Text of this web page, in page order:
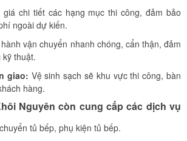
giá chi tiết các hạng mục thi công, đảm bảo
ngoài dự kiến.
vận chuyển nhanh chóng, cẩn thận, đảm
thuật.
giao: Vệ sinh sạch sẽ khu vực thi công, bàn
hàng.
Nguyên​ còn cung cấp các dịch vụ
tủ bếp, phụ kiện tủ bếp.